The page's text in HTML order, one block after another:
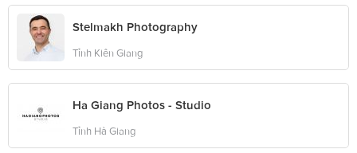
Stelmakh Photography
Tỉnh Kiên Giang
Ha Giang Photos - Studio
Tỉnh Hà Giang